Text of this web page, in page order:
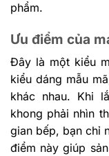
phẩm.
Ưu điểm của
Đây là một kiểu
kiểu dáng mẫu
khác nhau. Khi
khong phải nhìn
gian bếp, bạn chỉ
điểm này giúp